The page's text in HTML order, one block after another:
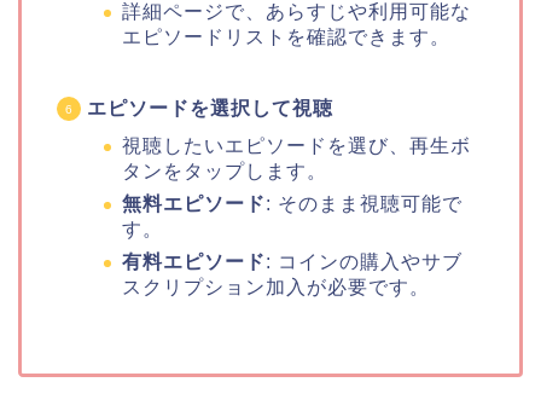
詳細ページで、あらすじや利用可能な
エピソードリストを確認できます。
エピソードを選択して視聴
視聴したいエピソードを選び、再生ボ
タンをタップします。
無料エピソード: そのまま視聴可能で
す。
有料エピソード: コインの購入やサブ
スクリプション加入が必要です。